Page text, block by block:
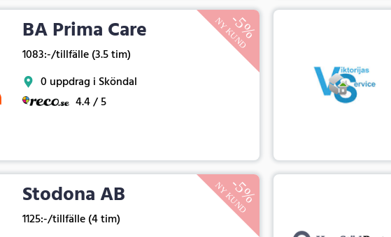
BA Prima Care
1083:-/tillfälle (3.5 tim)
0 uppdrag i Sköndal
4.4 / 5
Stodona AB
1125:-/tillfälle (4 tim)